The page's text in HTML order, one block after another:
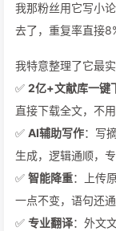
我那粉丝用它写小
去了，重复率直接
我特意整理了它最实
✅ 2亿+文献库一键
直接下载全文，不
✅ AI辅助写作：写
生成，逻辑通顺，
✅ 智能降重：上传
一点不变，语句还
✅ 专业翻译：外文